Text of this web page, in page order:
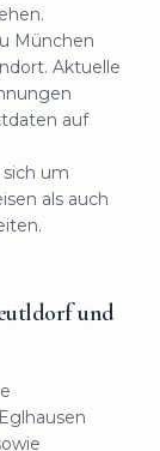
München
Aktuelle
auf
um
als auch
und